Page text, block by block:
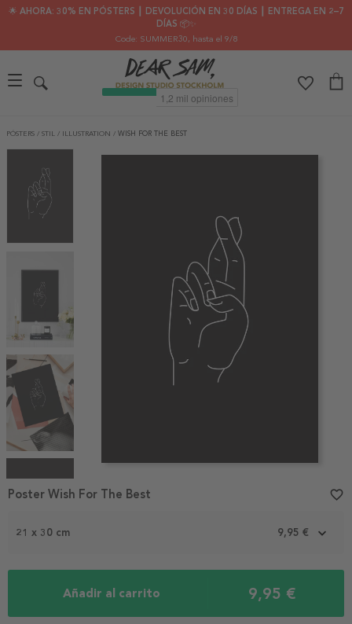
🌟 AHORA: 30% EN PÓSTERS ┃ DEVOLUCIÓN EN 30 DÍAS ┃ ENTREGA EN 2–7
DÍAS 📦✨
Code: SUMMER30, hasta el 9/8
PÓSTERS / STIL / ILLUSTRATION / WISH FOR THE BEST
Item
1
21 x 30 cm 9,95 €
Añadir al carrito 9,95 €
Poster Wish For The Best favorite_border